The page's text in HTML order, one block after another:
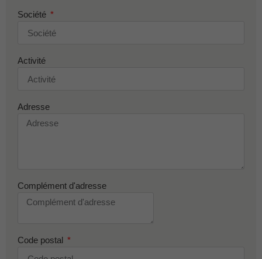
Société
Activité
Adresse
Complément d'adresse
Code postal